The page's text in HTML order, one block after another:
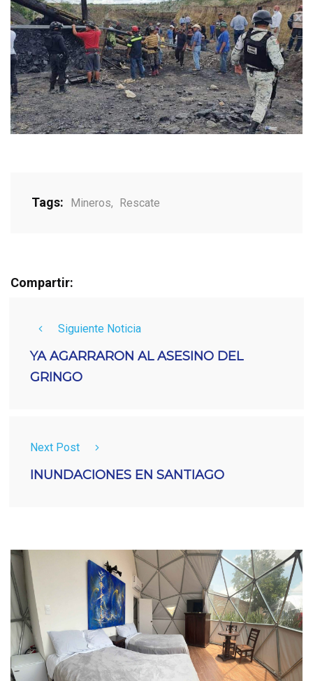
Tags: Mineros, Rescate
Compartir:
Siguiente Noticia
YA AGARRARON AL ASESINO DEL
GRINGO
Next Post
INUNDACIONES EN SANTIAGO